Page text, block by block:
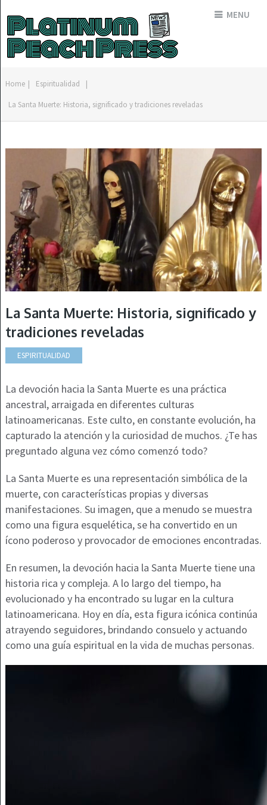
MENU
Home | Espiritualidad |
La Santa Muerte: Historia, significado y tradiciones reveladas
La Santa Muerte: Historia, significado y
tradiciones reveladas
ESPIRITUALIDAD
La devoción hacia la Santa Muerte es una práctica
ancestral, arraigada en diferentes culturas
latinoamericanas. Este culto, en constante evolución, ha
capturado la atención y la curiosidad de muchos. ¿Te has
preguntado alguna vez cómo comenzó todo?
La Santa Muerte es una representación simbólica de la
muerte, con características propias y diversas
manifestaciones. Su imagen, que a menudo se muestra
como una figura esquelética, se ha convertido en un
ícono poderoso y provocador de emociones encontradas.
En resumen, la devoción hacia la Santa Muerte tiene una
historia rica y compleja. A lo largo del tiempo, ha
evolucionado y ha encontrado su lugar en la cultura
latinoamericana. Hoy en día, esta figura icónica continúa
atrayendo seguidores, brindando consuelo y actuando
como una guía espiritual en la vida de muchas personas.